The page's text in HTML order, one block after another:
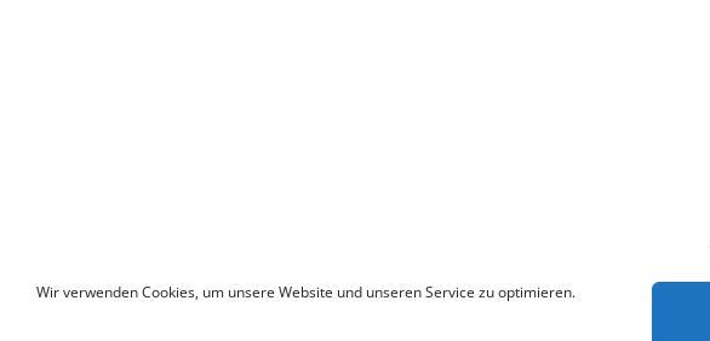
Wir verwenden Cookies, um unsere Website und unseren Service zu optimieren.